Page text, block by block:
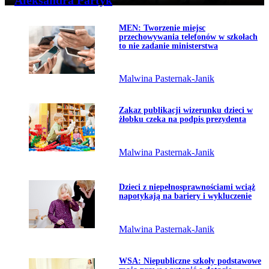
Temat dnia Przejdź do artykułu:
MEN: Tworzenie miejsc
przechowywania telefonów w szkołach
to nie zadanie ministerstwa
Malwina Pasternak-Janik
Przejdź do artykułu:
Zakaz publikacji wizerunku dzieci w
żłobku czeka na podpis prezydenta
Malwina Pasternak-Janik
Przejdź do artykułu:
Dzieci z niepełnosprawnościami wciąż
napotykają na bariery i wykluczenie
Malwina Pasternak-Janik
Przejdź do artykułu:
WSA: Niepubliczne szkoły podstawowe